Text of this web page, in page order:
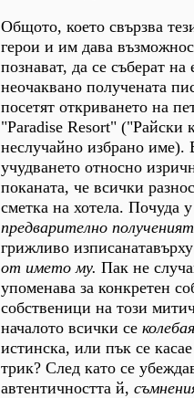
Общото, което свързва
герои и им дава
познават, да се съберат
неочаквано получената
посетят откриването на
"Paradise Resort" ("Райски
неслучайно избрано име).
учудването относно
поканата, че всички
сметка на хотела. Почуда
предварително полученият
грижливо
от името му. Пак не
упоменава за конкретен
собственици на този
началото всички се
истинска, или пък се
трик? След като се
автентичността й,